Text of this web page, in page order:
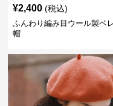
¥2,400 (税込)
ふんわり編み目ウール製ベ
帽